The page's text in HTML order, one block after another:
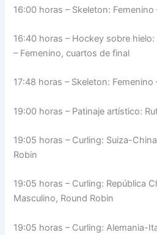
16:00 horas – Skeleton: Femenino
16:40 horas – Hockey sobre
– Femenino, cuartos de final
17:48 horas – Skeleton: Femenino
19:00 horas – Patinaje artístico:
19:05 horas – Curling: Suiza-
Robin
19:05 horas – Curling: República
Masculino, Round Robin
19:05 horas – Curling: Alemania-